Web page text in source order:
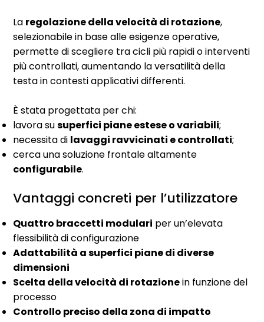
La regolazione della velocità di rotazione,
selezionabile in base alle esigenze operative,
permette di scegliere tra cicli più rapidi o interventi
più controllati, aumentando la versatilità della
testa in contesti applicativi differenti.
È stata progettata per chi:
lavora susuperfici piane estese o variabili;
necessita di lavaggi ravvicinati e controllati;
cerca una soluzione frontale altamente
configurabile.
Vantaggi concreti per l’utilizzatore
Quattro braccetti modulari per un’elevata
flessibilità di configurazione
Adattabilità a superfici piane di diverse
dimensioni
Scelta della velocità di rotazionein funzione del
processo
Controllo preciso della zona di impatto